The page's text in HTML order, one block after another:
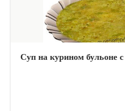
Суп на курином бульоне с